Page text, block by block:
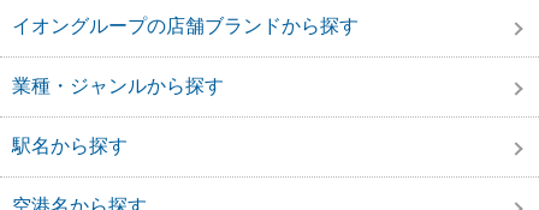
イオングループの店舗ブランドから探す
業種・ジャンルから探す
駅名から探す
空港名から探す